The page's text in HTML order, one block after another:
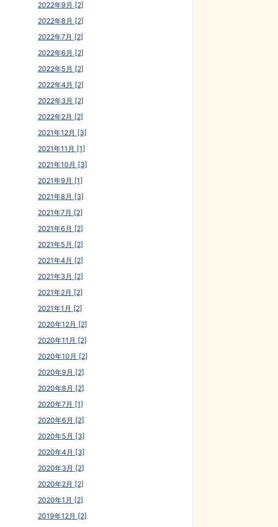
2022年9月 [2]
2022年8月 [2]
2022年7月 [2]
2022年6月 [2]
2022年5月 [2]
2022年4月 [2]
2022年3月 [2]
2022年2月 [2]
2021年12月 [3]
2021年11月 [1]
2021年10月 [3]
2021年9月 [1]
2021年8月 [3]
2021年7月 [2]
2021年6月 [2]
2021年5月 [2]
2021年4月 [2]
2021年3月 [2]
2021年2月 [2]
2021年1月 [2]
2020年12月 [2]
2020年11月 [2]
2020年10月 [2]
2020年9月 [2]
2020年8月 [2]
2020年7月 [1]
2020年6月 [2]
2020年5月 [3]
2020年4月 [3]
2020年3月 [2]
2020年2月 [2]
2020年1月 [2]
2019年12月 [2]